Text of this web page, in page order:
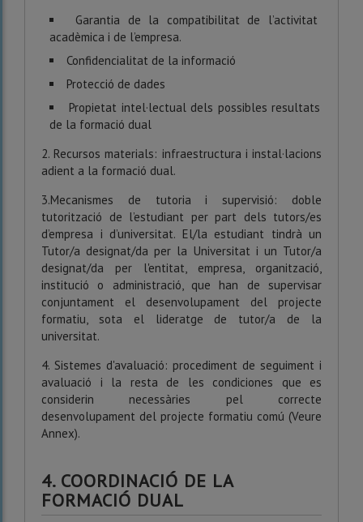
Garantia de la compatibilitat de l’activitat
acadèmica i de l’empresa.
Confidencialitat de la informació
Protecció de dades
Propietat intel·lectual dels possibles resultats
de la formació dual
2. Recursos materials: infraestructura i instal·lacions
adient a la formació dual.
3.Mecanismes de tutoria i supervisió: doble
tutorització de l’estudiant per part dels tutors/es
d’empresa i d’universitat. El/la estudiant tindrà un
Tutor/a designat/da per la Universitat i un Tutor/a
designat/da per l'entitat, empresa, organització,
institució o administració, que han de supervisar
conjuntament el desenvolupament del projecte
formatiu, sota el lideratge de tutor/a de la
universitat.
4. Sistemes d'avaluació: procediment de seguiment i
avaluació i la resta de les condiciones que es
considerin necessàries pel correcte
desenvolupament del projecte formatiu comú (Veure
Annex).
4. COORDINACIÓ DE LA
FORMACIÓ DUAL